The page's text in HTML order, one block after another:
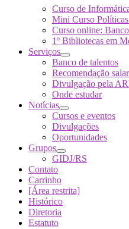
Curso de
Mini Curso
Curso online:
1º Bibliotecas em
Serviços
Banco de talentos
Recomendação
Divulgação pela
Onde estudar
Notícias
Cursos e eventos
Divulgações
Oportunidades
Grupos
GIDJ/RS
Contato
Carrinho
[Área restrita]
Histórico
Diretoria
Estatuto